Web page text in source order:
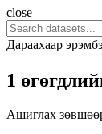
close
Дараахаар
1
Ашиглах